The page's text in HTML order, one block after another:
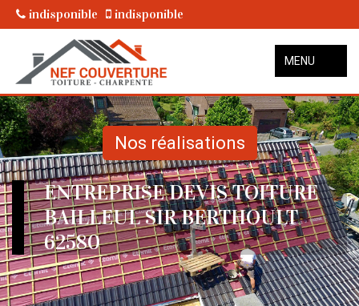
indisponible indisponible
MENU
Nos réalisations
ENTREPRISE DEVIS TOITURE
BAILLEUL SIR BERTHOULT
62580